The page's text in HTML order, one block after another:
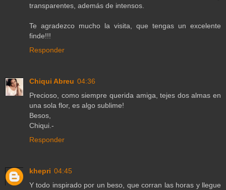
transparentes, además de intensos.
Te agradezco mucho la visita, que tengas un excelente
finde!!!
Responder
Chiqui Abreu 04:36
Precioso, como siempre querida amiga, tejes dos almas en
una sola flor, es algo sublime!
Besos,
Chiqui.-
Responder
khepri 04:45
Y todo inspirado por un beso, que corran las horas y llegue